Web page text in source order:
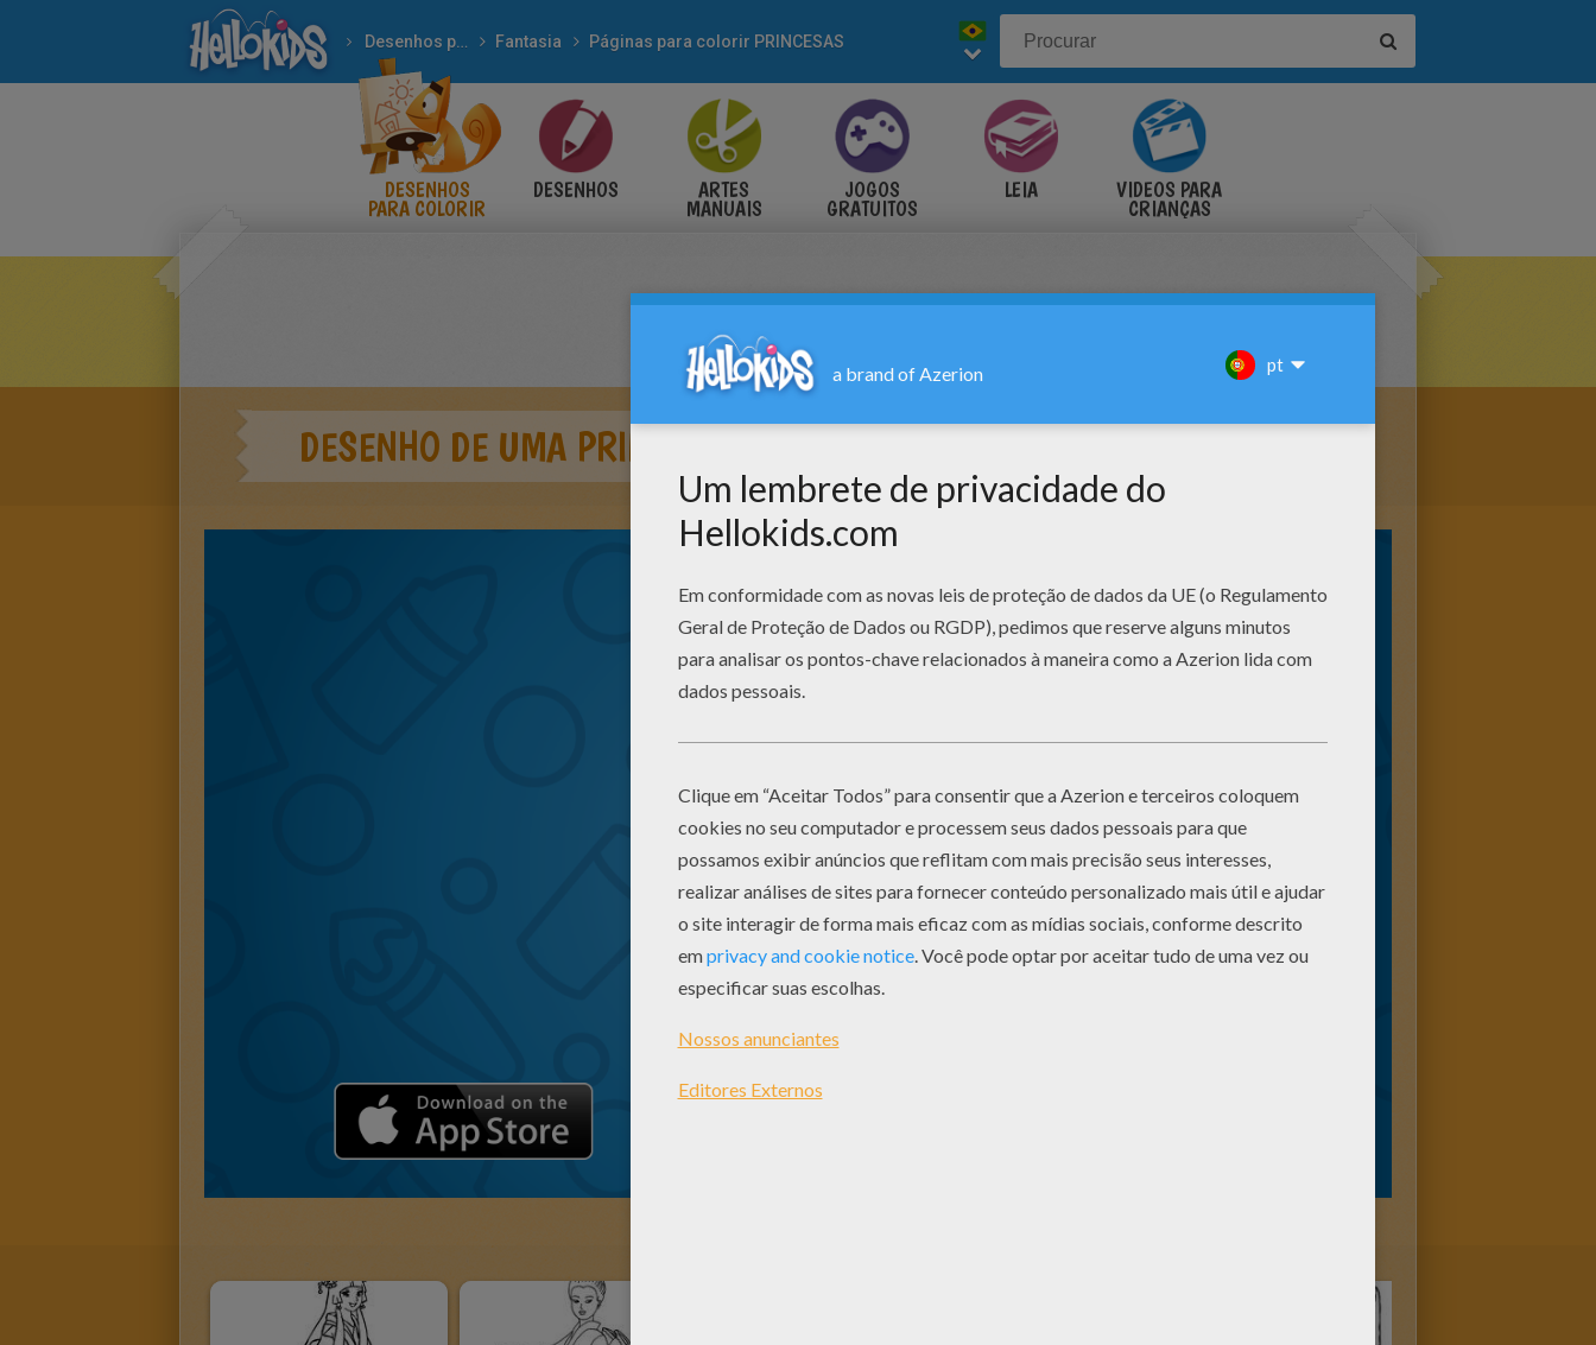
Desenhos para colorir Fantasia Páginas para colorir PRINCESAS
DESENHOS
PARA COLORIR
DESENHOS ARTES
MANUAIS
JOGOS
GRATUITOS
LEIA VÍDEOS PARA
CRIANÇAS
DESENHO DE UMA PRINCESA MASSAI PARA COLORIR